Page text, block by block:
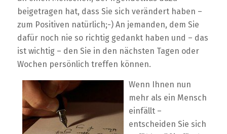
beigetragen hat, dass Sie sich verändert haben –
zum Positiven natürlich;-) An jemanden, dem Sie
dafür noch nie so richtig gedankt haben und – das
ist wichtig – den Sie in den nächsten Tagen oder
Wochen persönlich treffen können.
Wenn Ihnen nun
mehr als ein Mensch
einfällt –
entscheiden Sie sich